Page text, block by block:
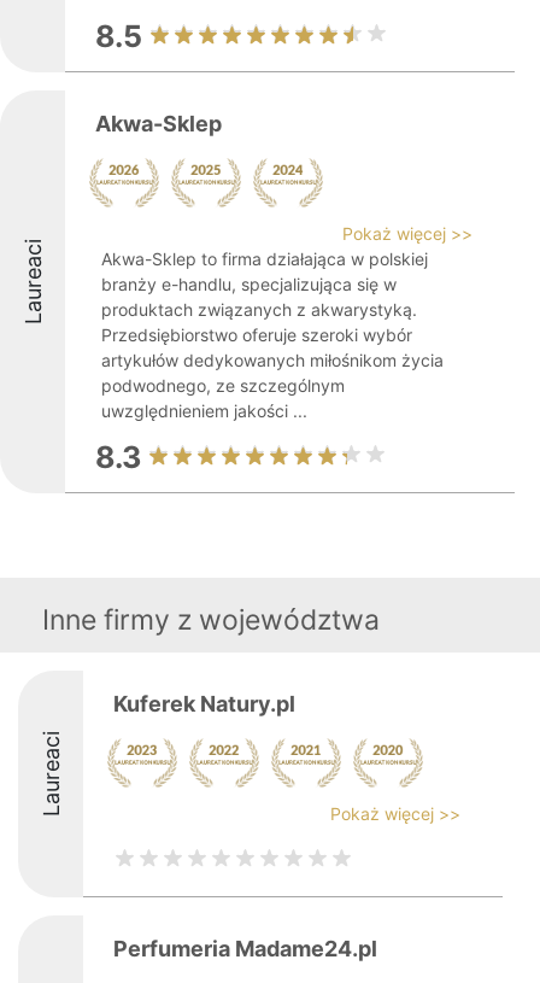
8.5
Laureaci
Akwa-Sklep
Pokaż więcej >>
Akwa-Sklep to firma działająca w polskiej
branży e-handlu, specjalizująca się w
produktach związanych z akwarystyką.
Przedsiębiorstwo oferuje szeroki wybór
artykułów dedykowanych miłośnikom życia
podwodnego, ze szczególnym
uwzględnieniem jakości ...
8.3
Inne firmy z województwa
Laureaci
Kuferek Natury.pl
Pokaż więcej >>
Perfumeria Madame24.pl